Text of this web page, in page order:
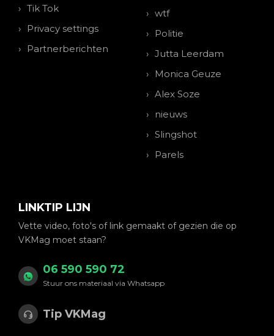
Tik Tok
Privacy settings
Partnerberichten
wtf
Politie
Jutta Leerdam
Monica Geuze
Alex Soze
nieuws
Slingshot
Parels
LINKTIP LIJN
Vette video, foto's of link gemaakt of gezien die op
VKMag moet staan?
06 590 590 72
Stuur ons materiaal via Whatsapp
Tip VKMag